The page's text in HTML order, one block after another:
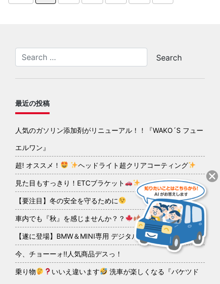
最近の投稿
人気のガソリン添加剤がリニューアル！！『WAKO´S フュー
エルワン』
超! オススメ！ ヘッドライト超クリアコーティング
見た目もすっきり！ETCブラケット
【要注目】冬の安全を守るために
車内でも『秋』を感じませんか？？
【遂に登場】BMW＆MINI専用 デジタルインナーミラー
今、チョーーォ!!人気商品デスっ！
乗り物 いいえ違います 洗車が楽しくなる『バケツド